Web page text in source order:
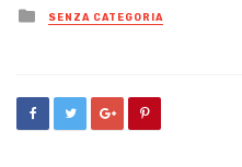
Posted
in
SENZA CATEGORIA